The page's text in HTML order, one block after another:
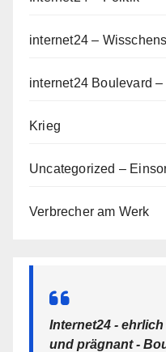
internet24 –
internet24 Boulevard –
Krieg
Uncategorized –
Verbrecher am Werk
Internet24 -
und prägnant -